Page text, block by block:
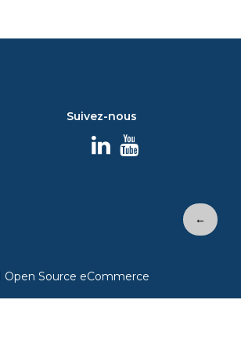
Suivez-nous
←
Open Source eCommerce